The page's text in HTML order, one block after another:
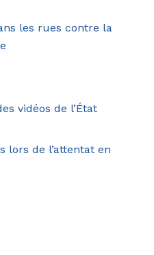
les rues contre la
vidéos de l’État
lors de l’attentat en